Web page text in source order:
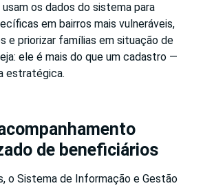
os dados do sistema para
em bairros mais vulneráveis,
e priorizar famílias em situação de
ele é mais do que um cadastro —
estratégica.
de beneficiários
o Sistema de Informação e Gestão